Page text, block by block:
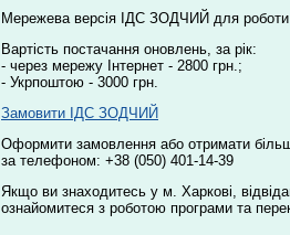
Мережева версія ІДС ЗОДЧИЙ для роботи
Вартість постачання оновлень, за рік:
- через мережу Інтернет - 2800 грн.;
- Укрпоштою - 3000 грн.
Замовити ІДС ЗОДЧИЙ
Оформити замовлення або отримати
за телефоном: +38 (050) 401-14-39
Якщо ви знаходитесь у м. Харкові,
ознайомитеся з роботою програми та